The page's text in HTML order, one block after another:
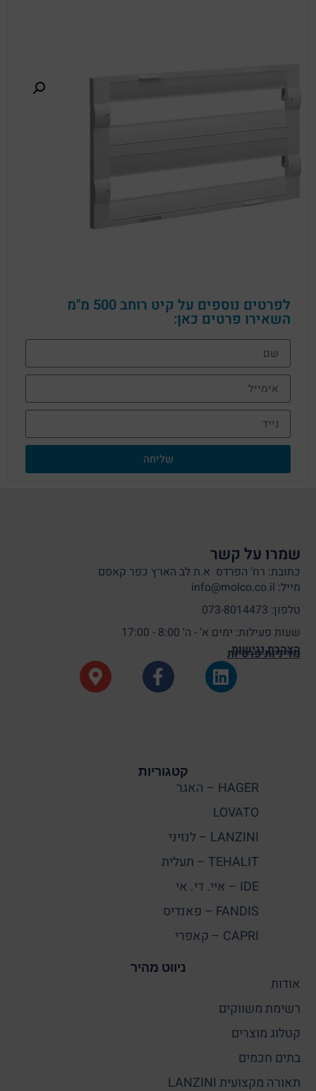
לפרטים נוספים על קיט רוחב 500 מ"מ
השאירו פרטים כאן:
שליחה
קטגוריות
HAGER – האגר
LOVATO
LANZINI – לנזיני
TEHALIT – תעלית
IDE – איי. די. אי
FANDIS – פאנדיס
CAPRI – קאפרי
ניווט מהיר
אודות
רשימת משווקים
קטלוג מוצרים
בתים חכמים
תאורה מקצועית LANZINI
שמרו על קשר
כתובת: רח' הפרדס א.ת לב הארץ כפר קאסם
מייל: info@molco.co.il
טלפון: 073-8014473
שעות פעילות: ימים א' - ה' 8:00 - 17:00
הצהרת נגישות
מדיניות פרטיות